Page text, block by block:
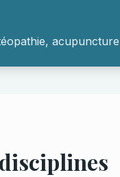
acupuncture